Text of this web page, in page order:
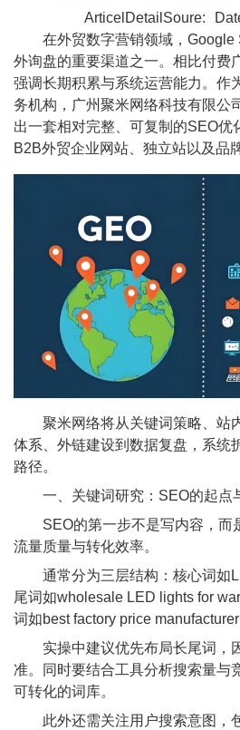
ArticelDetailSoure:
在外贸数字营销领域，Google
外询盘的重要渠道之一。相比付费
强调长期积累与系统运营能力。作
务机构，广州聚米网络科技有限公
出一套相对完整、可复制的SEO优
B2B外贸企业网站、独立站以及品
聚米网络将从关键词策略、站
体系、外链建设到数据复盘，系统
路径。
一、关键词研究：SEO的起点
SEO的第一步不是写内容，而
流量质量与转化效率。
通常分为三层结构：核心词如
尾词如wholesale LED lights for
词如best factory price manufacturer
实操中建议优先布局长尾词，
准。同时要结合工具分析搜索量与
可转化的词库。
此外还需关注用户搜索意图，